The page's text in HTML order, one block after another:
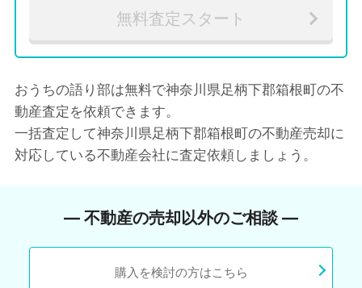
無料査定スタート
おうちの語り部は無料で神奈川県足柄下郡箱根町の不
動産査定を依頼できます。
一括査定して神奈川県足柄下郡箱根町の不動産売却に
対応している不動産会社に査定依頼しましょう。
― 不動産の売却以外のご相談 ―
購入を検討の方はこちら